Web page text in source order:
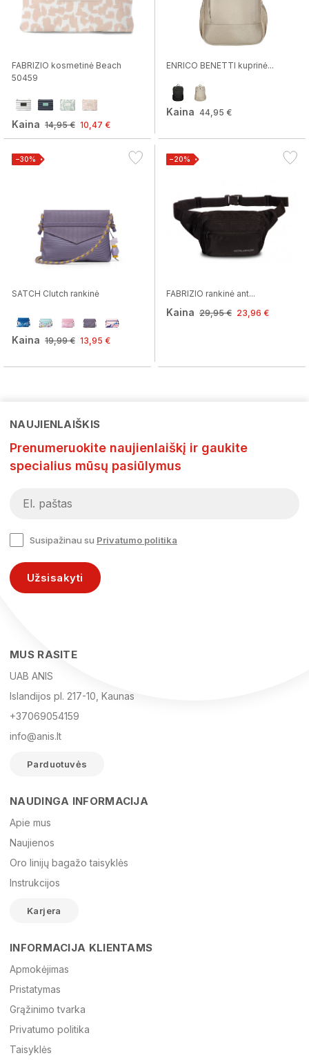
FABRIZIO kosmetinė Beach
50459
Kaina 14,95 € 10,47 €
ENRICO BENETTI kuprinė...
Kaina 44,95 €
−30%
SATCH Clutch rankinė
Kaina 19,99 € 13,95 €
−20%
FABRIZIO rankinė ant...
Kaina 29,95 € 23,96 €
El. paštas
Žinutė
NAUJIENLAIŠKIS
Prenumeruokite naujienlaiškį ir gaukite
specialius mūsų pasiūlymus
Susipažinau su Privatumo politika
Užsisakyti
MUS RASITE
UAB ANIS
Islandijos pl. 217-10, Kaunas
+37069054159
info@anis.lt
Parduotuvės
NAUDINGA INFORMACIJA
Apie mus
Naujienos
Oro linijų bagažo taisyklės
Instrukcijos
Karjera
INFORMACIJA KLIENTAMS
Apmokėjimas
Pristatymas
Grąžinimo tvarka
Privatumo politika
Taisyklės